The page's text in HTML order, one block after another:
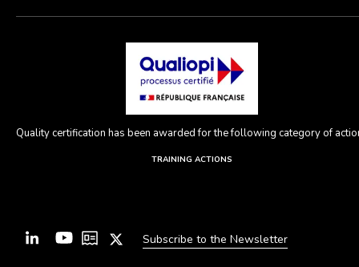
Quality certification has been awarded for the following category of
TRAINING ACTIONS
Subscribe to the Newsletter